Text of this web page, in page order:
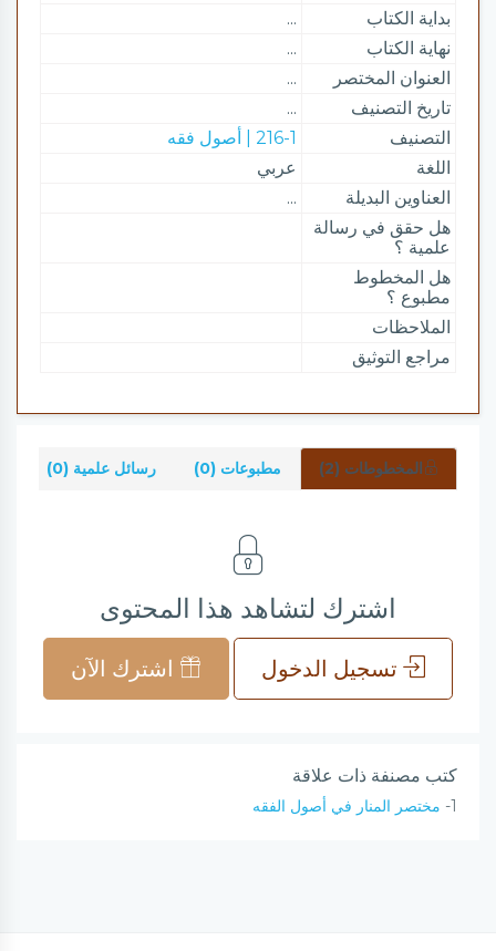
بداية الكتاب
...
نهاية الكتاب
...
العنوان المختصر
...
تاريخ التصنيف
...
التصنيف
216-1 | أصول فقه
اللغة
عربي
العناوين البديلة
...
هل حقق في رسالة
علمية ؟
هل المخطوط
مطبوع ؟
الملاحظات
مراجع التوثيق
المخطوطات (2) مطبوعات (0) رسائل علمية (0)
اشترك لتشاهد هذا المحتوى
تسجيل الدخول اشترك الآن
كتب مصنفة ذات علاقة
1- مختصر المنار في أصول الفقه